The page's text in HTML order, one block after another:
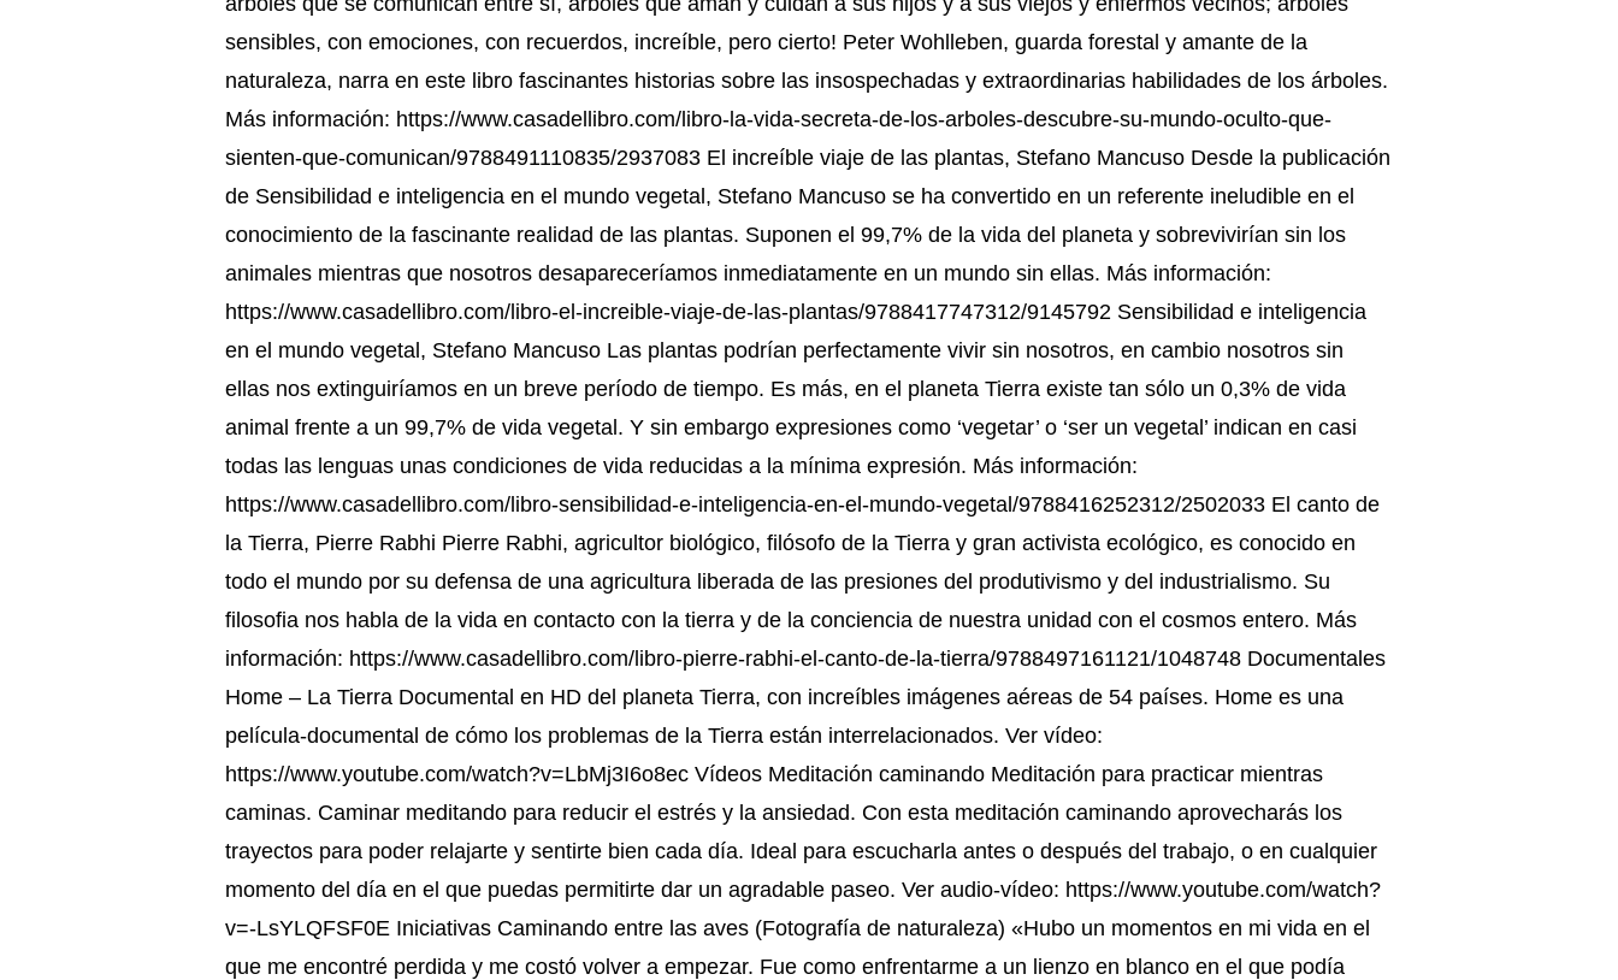
sensibles, con emociones, con recuerdos, increíble, pero cierto! Peter Wohlleben, guarda forestal y amante de la
naturaleza, narra en este libro fascinantes historias sobre las insospechadas y extraordinarias habilidades de los árboles.
Más información: https://www.casadellibro.com/libro-la-vida-secreta-de-los-arboles-descubre-su-mundo-oculto-que-
sienten-que-comunican/9788491110835/2937083 El increíble viaje de las plantas, Stefano Mancuso Desde la publicación
de Sensibilidad e inteligencia en el mundo vegetal, Stefano Mancuso se ha convertido en un referente ineludible en el
conocimiento de la fascinante realidad de las plantas. Suponen el 99,7% de la vida del planeta y sobrevivirían sin los
animales mientras que nosotros desapareceríamos inmediatamente en un mundo sin ellas. Más información:
https://www.casadellibro.com/libro-el-increible-viaje-de-las-plantas/9788417747312/9145792 Sensibilidad e inteligencia
en el mundo vegetal, Stefano Mancuso Las plantas podrían perfectamente vivir sin nosotros, en cambio nosotros sin
ellas nos extinguiríamos en un breve período de tiempo. Es más, en el planeta Tierra existe tan sólo un 0,3% de vida
animal frente a un 99,7% de vida vegetal. Y sin embargo expresiones como ‘vegetar’ o ‘ser un vegetal’ indican en casi
todas las lenguas unas condiciones de vida reducidas a la mínima expresión. Más información:
https://www.casadellibro.com/libro-sensibilidad-e-inteligencia-en-el-mundo-vegetal/9788416252312/2502033 El canto de
la Tierra, Pierre Rabhi Pierre Rabhi, agricultor biológico, filósofo de la Tierra y gran activista ecológico, es conocido en
todo el mundo por su defensa de una agricultura liberada de las presiones del produtivismo y del industrialismo. Su
filosofia nos habla de la vida en contacto con la tierra y de la conciencia de nuestra unidad con el cosmos entero. Más
información: https://www.casadellibro.com/libro-pierre-rabhi-el-canto-de-la-tierra/9788497161121/1048748 Documentales
Home – La Tierra Documental en HD del planeta Tierra, con increíbles imágenes aéreas de 54 países. Home es una
película-documental de cómo los problemas de la Tierra están interrelacionados. Ver vídeo:
https://www.youtube.com/watch?v=LbMj3I6o8ec Vídeos Meditación caminando Meditación para practicar mientras
caminas. Caminar meditando para reducir el estrés y la ansiedad. Con esta meditación caminando aprovecharás los
trayectos para poder relajarte y sentirte bien cada día. Ideal para escucharla antes o después del trabajo, o en cualquier
momento del día en el que puedas permitirte dar un agradable paseo. Ver audio-vídeo: https://www.youtube.com/watch?
v=-LsYLQFSF0E Iniciativas Caminando entre las aves (Fotografía de naturaleza) «Hubo un momentos en mi vida en el
que me encontré perdida y me costó volver a empezar. Fue como enfrentarme a un lienzo en blanco en el que podía